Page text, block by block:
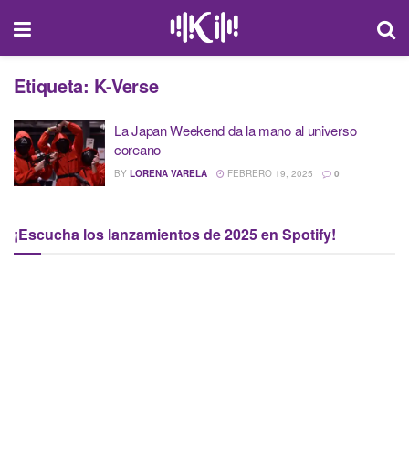
Etiqueta: K-Verse
La Japan Weekend da la mano al universo
coreano
BY LORENA VARELA FEBRERO 19, 2025 0
¡Escucha los lanzamientos de 2025 en Spotify!